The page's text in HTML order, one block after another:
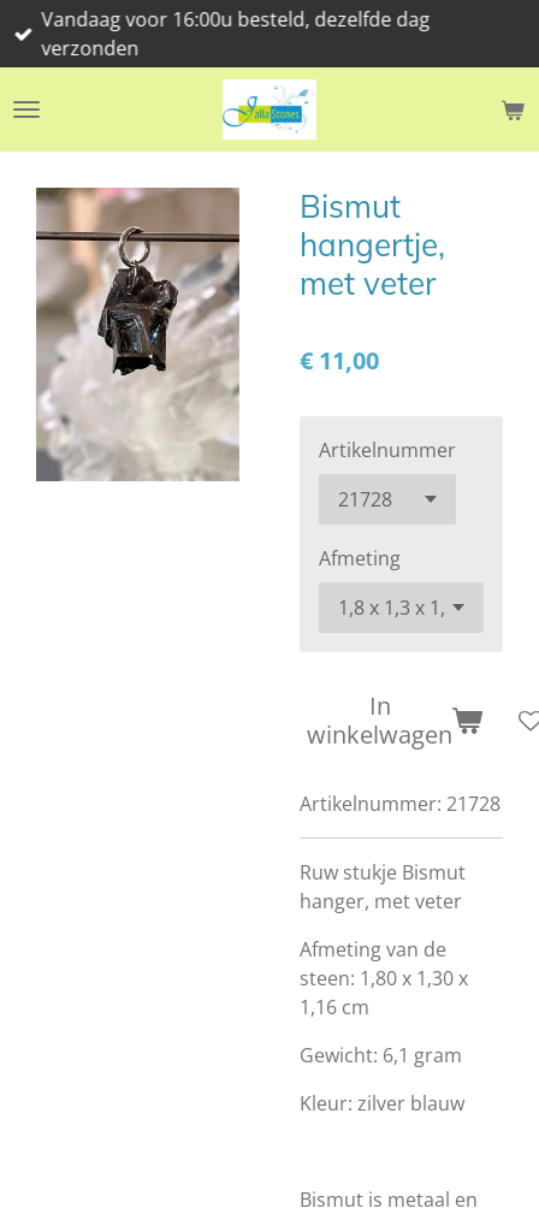
Ga
direct
de
Vandaag voor 16:00u besteld, dezelfde dag
verzonden
Bismut
hangertje,
met veter
€ 11,00
Artikelnummer
Afmeting
In
winkelwagen
Artikelnummer: 21728
Ruw stukje Bismut
hanger, met veter
Afmeting van de
steen: 1,80 x 1,30 x
1,16 cm
Gewicht: 6,1 gram
Kleur: zilver blauw
Bismut is metaal en